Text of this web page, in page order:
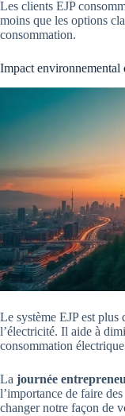
Les clients EJP
moins que les options
consommation.
Impact environnemental
Le système EJP est
l’électricité. Il aide à
consommation
La journée
l’importance de faire
changer notre façon de